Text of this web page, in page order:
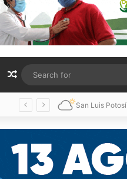
Random Article
San Luis Potosí